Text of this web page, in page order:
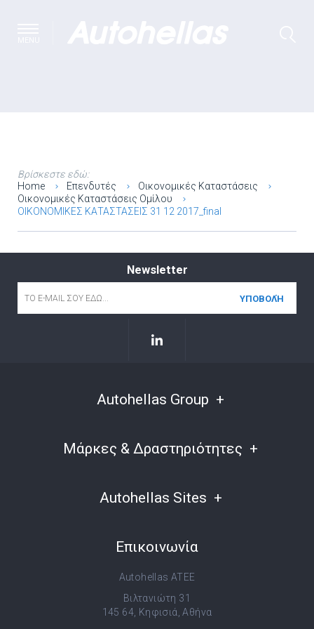
Βρίσκεστε εδώ:
Home
Επενδυτές
Οικονομικές Καταστάσεις
Οικονομικές Καταστάσεις Ομίλου
ΟΙΚΟΝΟΜΙΚΕΣ ΚΑΤΑΣΤΑΣΕΙΣ 31 12 2017_final
Newsletter
Autohellas Group
Μάρκες & Δραστηριότητες
Autohellas Sites
Επικοινωνία
Autohellas ATEE
Βιλτανιώτη 31
145 64, Κηφισιά, Αθήνα